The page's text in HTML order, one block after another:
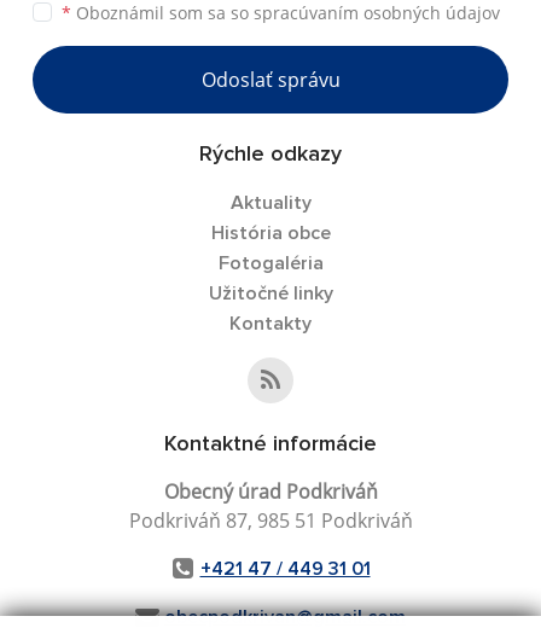
* Oboznámil som sa so spracúvaním osobných údajov
Odoslať správu
Rýchle odkazy
Aktuality
História obce
Fotogaléria
Užitočné linky
Kontakty
Kontaktné informácie
Obecný úrad Podkriváň
Podkriváň 87, 985 51 Podkriváň
+421 47 / 449 31 01
obecpodkrivan@gmail.com